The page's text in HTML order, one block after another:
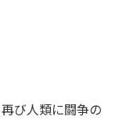
び人類に闘争の